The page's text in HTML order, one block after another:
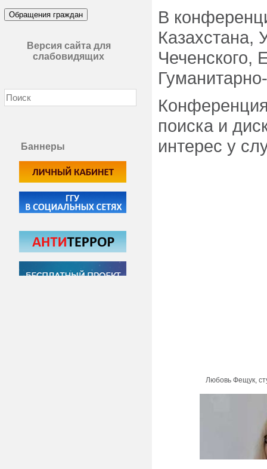
Версия сайта для
слабовидящих
Баннеры
В
Казахстана,
Чеченского,
поиска и
интерес у
Любовь Фещук,